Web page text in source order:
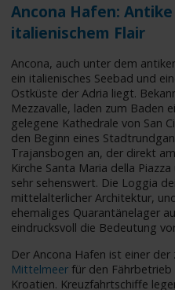
Ancona Hafen:
italienischem Flair
Ancona, auch unter dem
ein italienisches Seebad und
Ostküste der Adria liegt.
Mezzavalle, laden zum Baden
gelegene Kathedrale von San
den Beginn eines
Trajansbogen an, der direkt
Kirche Santa Maria della
sehr sehenswert. Die Loggia
mittelalterlicher Architektur,
ehemaliges Quarantänelager
eindrucksvoll die Bedeutung
Der Ancona Hafen ist einer
Mittelmeer für den Fährbetrieb
Kroatien. Kreuzfahrtschiffe